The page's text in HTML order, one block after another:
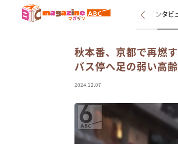
インタビ
秋本番、京都で再燃
バス停へ足の弱い高
2024.12.07